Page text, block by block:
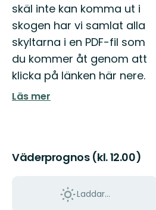
skäl inte kan komma ut i
skogen har vi samlat alla
skyltarna i en PDF-fil som
du kommer åt genom att
klicka på länken här nere.
Läs mer
Väderprognos (kl. 12.00)
Laddar...